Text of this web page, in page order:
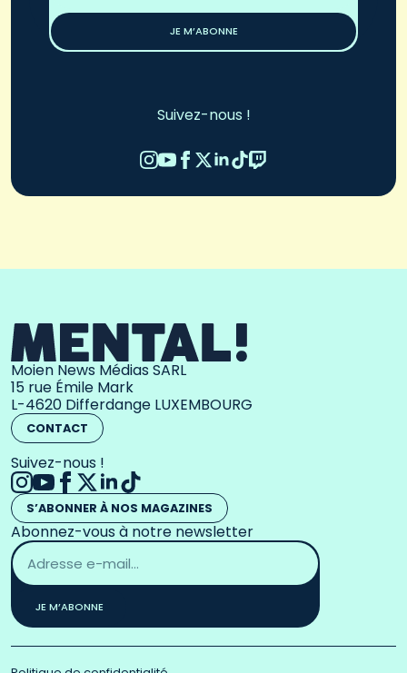
JE M’ABONNE
Suivez-nous !
Moien News Médias SARL
15 rue Émile Mark
L-4620 Differdange LUXEMBOURG
CONTACT
Suivez-nous !
S’ABONNER À NOS MAGAZINES
Abonnez-vous à notre newsletter
Adresse
email
*
JE M’ABONNE